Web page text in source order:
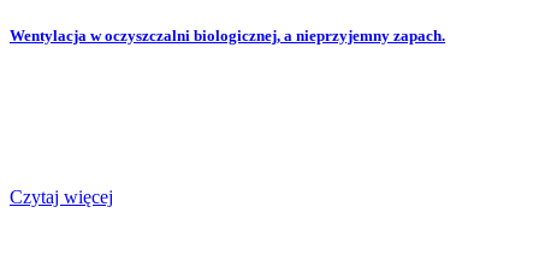
Wentylacja w oczyszczalni biologicznej, a nieprzyjemny zapach.
Czytaj więcej